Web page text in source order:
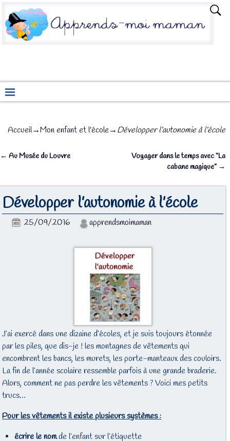
Accueil→Mon enfant et l'école→Développer l’autonomie à l’école
← Au Musée du Louvre
Voyager dans le temps avec “La
cabane magique” →
Développer l’autonomie à l’école
25/09/2016 apprendsmoimaman
J’ai exercé dans une dizaine d’écoles, et je suis toujours étonnée
par les piles, que dis-je ! les montagnes de vêtements qui
encombrent les bancs, les murets, les porte-manteaux des couloirs.
La fin de l’année scolaire ressemble parfois à une grande braderie.
Alors, comment ne pas perdre les vêtements ? Voici mes petits
trucs…
Pour les vêtements il existe plusieurs systèmes :
écrire le nomde l’enfant sur l’étiquette